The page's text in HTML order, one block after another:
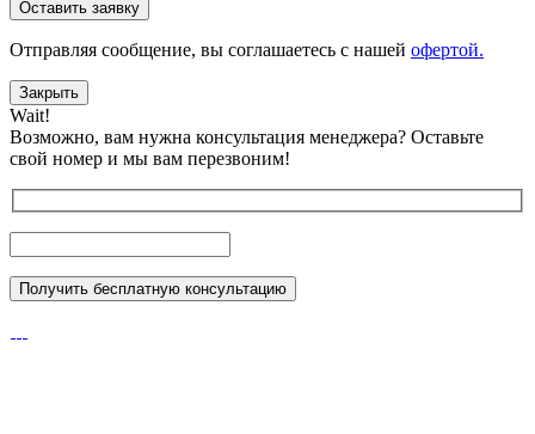
Отправляя сообщениe, вы соглашаетесь с нашей офертой.
Закрыть
Wait!
Возможно, вам нужна консультация менеджера? Оставьте
свой номер и мы вам перезвоним!